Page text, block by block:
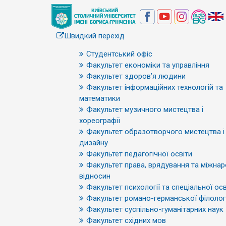
Швидкий перехід
Студентський офіс
Факультет економіки та управління
Факультет здоров’я людини
Факультет інформаційних технологій та
математики
Факультет музичного мистецтва і
хореографії
Факультет образотворчого мистецтва і
дизайну
Факультет педагогічної освіти
Факультет права, врядування та
відносин
Факультет психології та спеціальної
Факультет романо-германської
Факультет суспільно-гуманітарних наук
Факультет східних мов